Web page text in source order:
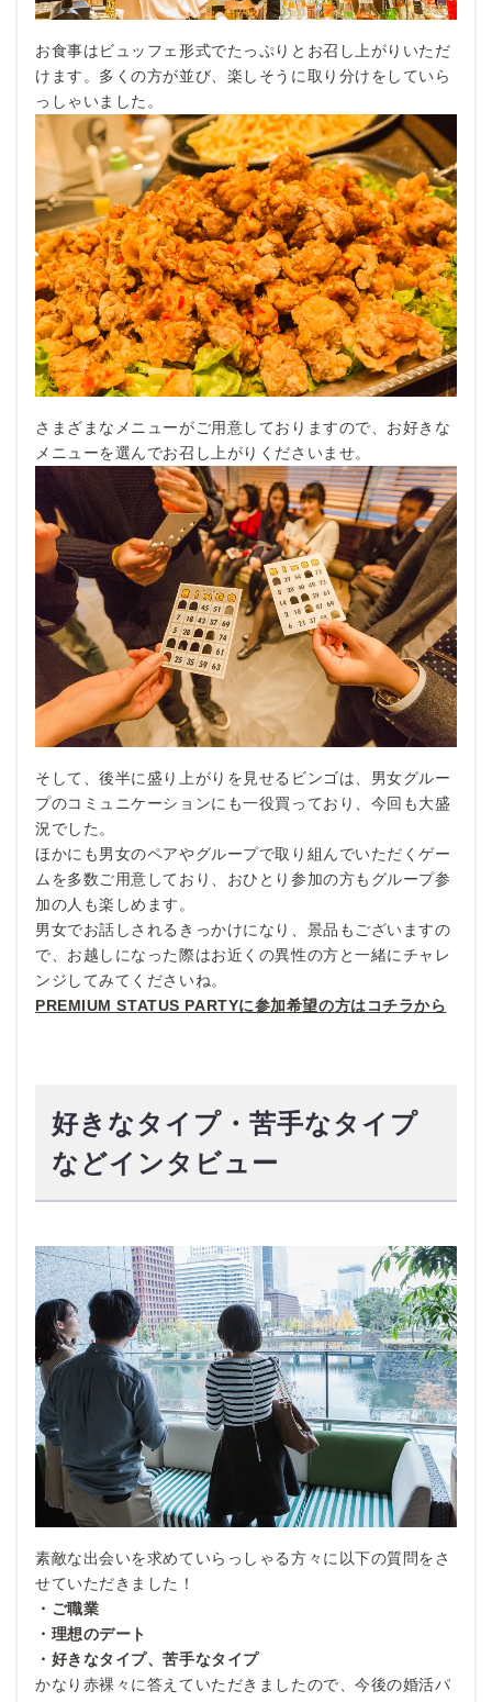
お食事はビュッフェ形式でたっぷりとお召し上がりいただ
けます。多くの方が並び、楽しそうに取り分けをしていら
っしゃいました。
さまざまなメニューがご用意しておりますので、お好きな
メニューを選んでお召し上がりくださいませ。
そして、後半に盛り上がりを見せるビンゴは、男女グルー
プのコミュニケーションにも一役買っており、今回も大盛
況でした。
ほかにも男女のペアやグループで取り組んでいただくゲー
ムを多数ご用意しており、おひとり参加の方もグループ参
加の人も楽しめます。
男女でお話しされるきっかけになり、景品もございますの
で、お越しになった際はお近くの異性の方と一緒にチャレ
ンジしてみてくださいね。
PREMIUM STATUS PARTYに参加希望の方はコチラから
好きなタイプ・苦手なタイプ
などインタビュー
素敵な出会いを求めていらっしゃる方々に以下の質問をさ
せていただきました！
・ご職業
・理想のデート
・好きなタイプ、苦手なタイプ
かなり赤裸々に答えていただきましたので、今後の婚活パ